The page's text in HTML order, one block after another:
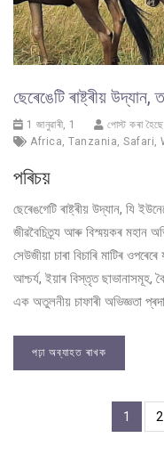
ছেৰেঙেটি ৰাষ্ট্ৰীয় উদ্যান,
1 জানুৱাৰী, 1
পোস্ট কৰা হৈছে
Africa Tanzania Safari
পৰিচয়
ছেৰেঙগেটি ৰাষ্ট্ৰীয় উদ্যান, যি
জীৱবৈচিত্ৰ্য আৰু বিস্ময়কৰ মহান
সেউজীয়া চাৰা বিচাৰি মাটিৰ
আশ্চৰ্য, ইয়াৰ বিস্তৃত ছাভানাসমূহ,
এক অতুলনীয় চাফাৰী অভিজ্ঞতা
পঢ়া অব্যাহত ৰাখক
1 2